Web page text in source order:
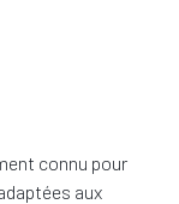
connu pour
aux